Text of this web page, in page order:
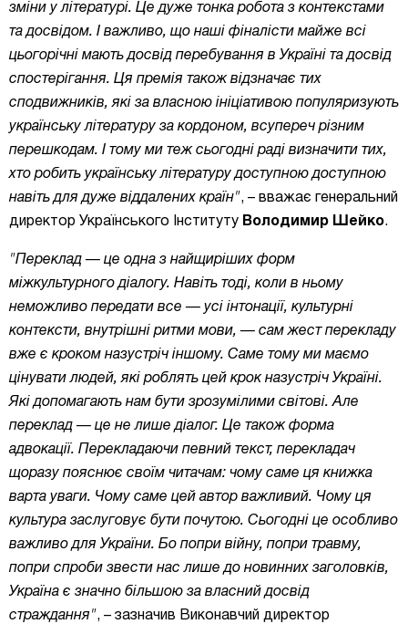
зміни у літературі. Це дуже тонка робота з контекстами
та досвідом. І важливо, що наші фіналісти майже всі
цьогорічні мають досвід перебування в Україні та досвід
спостерігання. Ця премія також відзначає тих
сподвижників, які за власною ініціативою популяризують
українську літературу за кордоном, всупереч різним
перешкодам. І тому ми теж сьогодні раді визначити тих,
хто робить українську літературу доступноюдоступною
навіть для дуже віддалених країн", – вважає генеральний
директор Українського Інституту Володимир Шейко.
"Переклад — це одна з найщиріших форм
міжкультурного діалогу. Навіть тоді, коли в ньому
неможливо передати все — усі інтонації, культурні
контексти, внутрішні ритми мови, — сам жест перекладу
вже є кроком назустріч іншому. Саме тому ми маємо
цінувати людей, які роблять цей крок назустріч Україні.
Які допомагають нам бути зрозумілими світові. Але
переклад — це не лише діалог. Це також форма
адвокації. Перекладаючи певний текст, перекладач
щоразу пояснює своїм читачам: чому саме ця книжка
варта уваги. Чому саме цей автор важливий. Чому ця
культура заслуговує бути почутою. Сьогодні це особливо
важливо для України. Бо попри війну, попри травму,
попри спроби звести нас лише до новинних заголовків,
Україна є значно більшою за власний досвід
страждання", – зазначив Виконавчий директор